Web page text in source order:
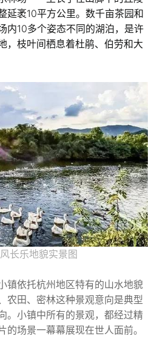
延袤10平方公里。数千亩茶园和
内10多个姿态不同的湖泊，是许
，枝叶间栖息着杜鹃、伯劳和大
长乐地貌实景图
镇依托杭州地区特有的山水地貌
农田、密林这种景观意向是典型
。小镇中所有的景观，都经过精
的场景一幕幕展现在世人面前。